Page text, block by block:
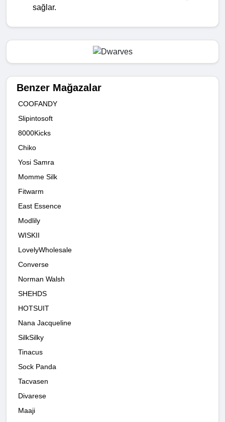
sağlar.
Benzer Mağazalar
COOFANDY
Slipintosoft
8000Kicks
Chiko
Yosi Samra
Momme Silk
Fitwarm
East Essence
Modlily
WISKII
LovelyWholesale
Converse
Norman Walsh
SHEHDS
HOTSUIT
Nana Jacqueline
SilkSilky
Tinacus
Sock Panda
Tacvasen
Divarese
Maaji